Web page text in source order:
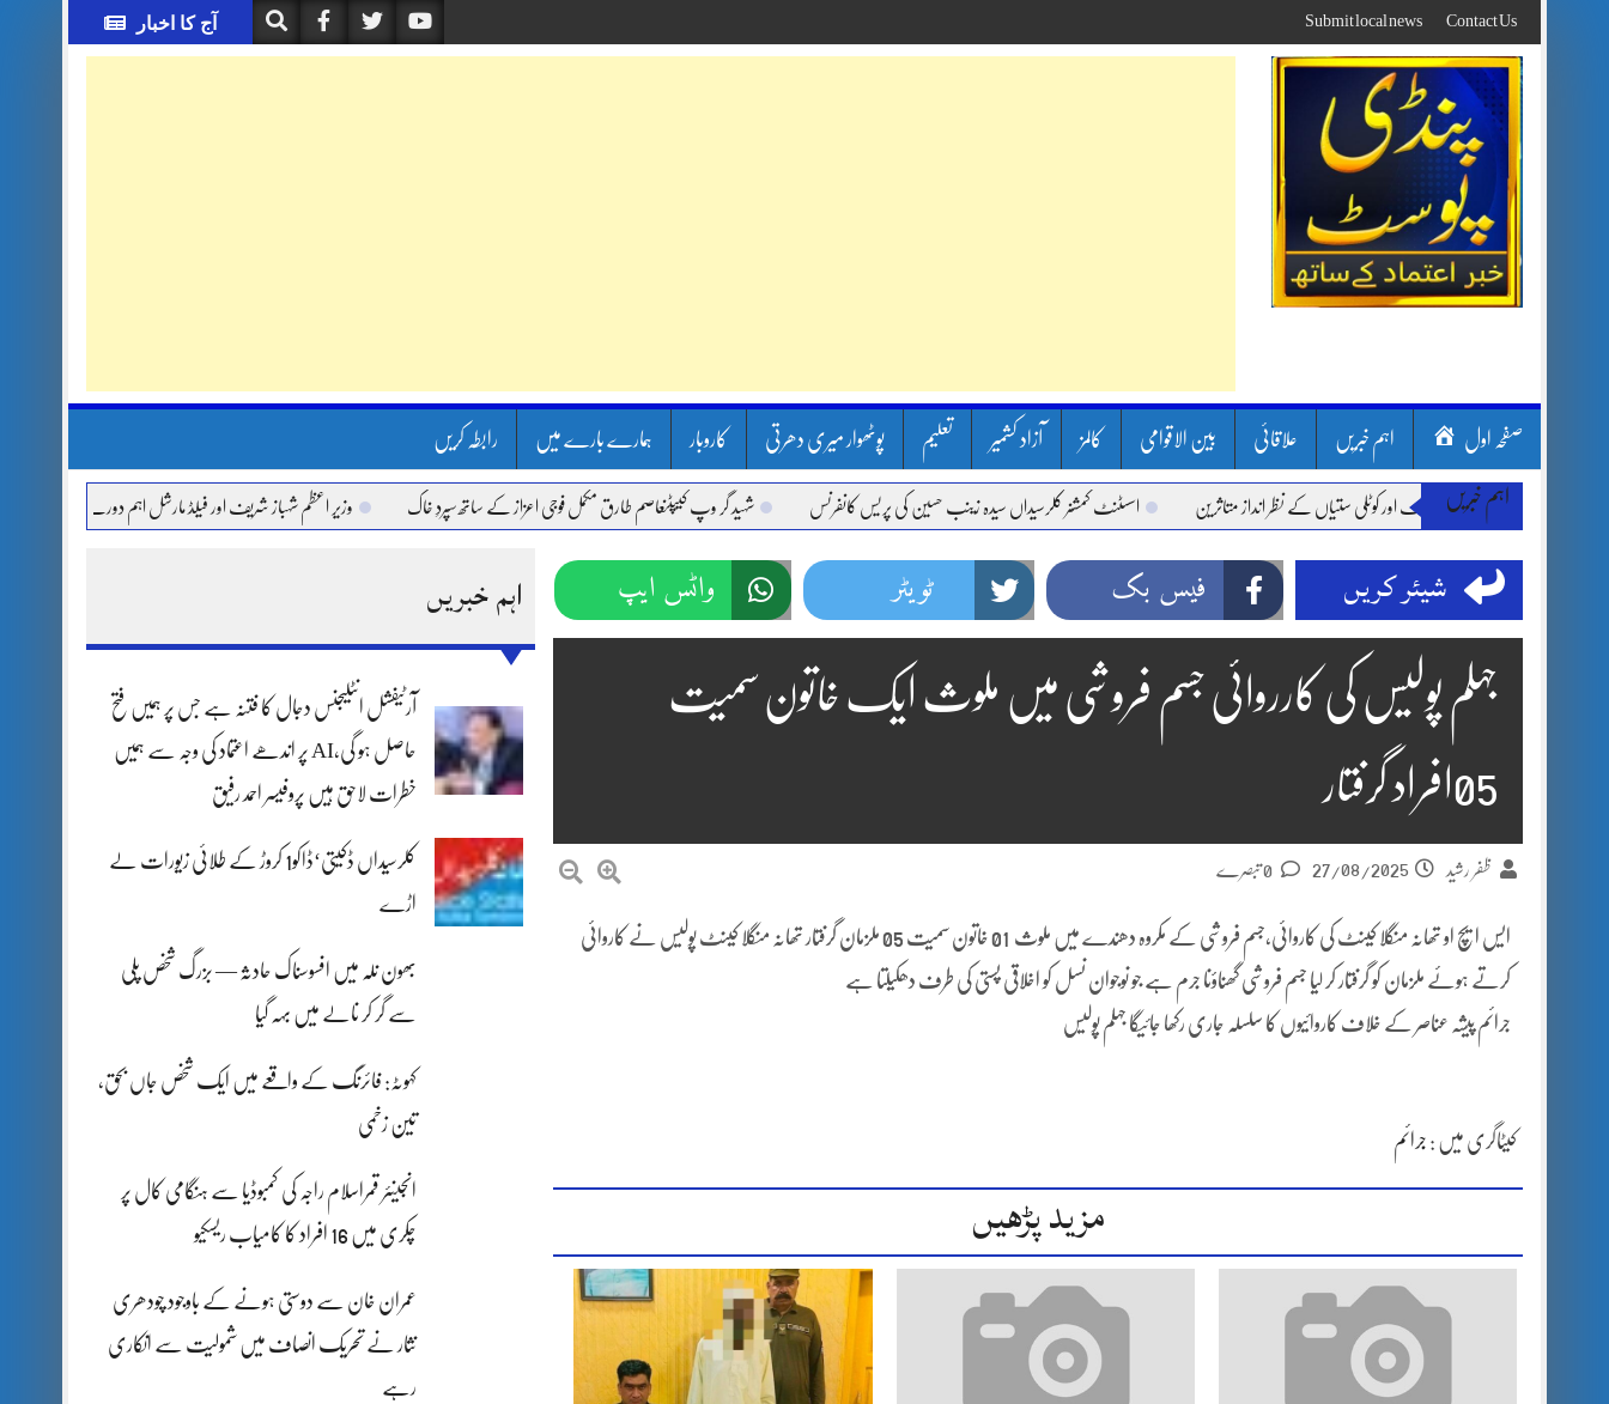
to
content
آج کا اخبار Contact Us
Submit local news
صفحہ اول اہم خبریں علاقائی بین الاقوامی کالمز آزاد کشمیر تعلیم پوٹھوار میری دھرتی کاروبار ہمارے بارے میں رابطہ کریں
اہم خبریں
سون بارشیں، لینڈ سلائیڈنگ اور کوٹلی ستیاں کے نظر انداز متاثرین اسسٹنٹ کمشنر کلرسیداں سیدہ زینب حسین کی پریس کانفرنس شہید گر وپ کیپٹنعاصم طارق مکمل فوجی اعزاز کے ساتھ سپردِ خاک وزیر اعظم شہباز شریف اور فیلڈ مارشل اہم دورے پر سعودی عرب
اہم خبریں
آرٹیفشل انٹلیجنس دجال کا فتنہ ہے جس پر ہمیں فتح
حاصل ہو گی،AI پر اندھے اعتماد کی وجہ سے ہمیں
خطرات لاحق ہیں پروفیسر احمد رفیق
کلرسیداں ڈکیتی‘ڈاکو1 کروڑ کے طلائی زیورات لے
اڑے
بھون نلہ میں افسوسناک حادثہ — بزرگ شخص پلی
سے گر کر نالے میں بہہ گیا
کہوٹہ: فائرنگ کے واقعے میں ایک شخص جاں بحق،
تین زخمی
انجینئر قمراسلام راجہ کی کمبوڈیا سے ہنگامی کال پر
چکری میں 16 افراد کا کامیاب ریسکیو
عمران خان سے دوستی ہونے کے باوجود چودھری
نثار نے تحریک انصاف میں شمولیت سے انکاری
رہے
شیئر کریں فیس بک ٹویٹر واٹس ایپ
جہلم پولیس کی کارروائی جسم فروشی میں ملوث ایک خاتون سمیت
05افراد گرفتار
ظفر رشید 27/08/2025
ایس ایچ او تھانہ منگلا کینٹ کی کاروائی،جسم فروشی کے مکروہ دھندے میں ملوث 01 خاتون سمیت 05 ملزمان گرفتار تھانہ منگلا کینٹ پولیس نے کاروائی
کرتے ہوئے ملزمان کو گرفتار کر لیا جسم فروشی گھناؤنا جرم ہے جو نوجوان نسل کو اخلاقی پستی کی طرف دھکیلتا ہے
جرائم پیشہ عناصر کے خلاف کاروائیوں کا سلسلہ جاری رکھا جائیگا جہلم پولیس
کیٹاگری میں : جرائم
مزید پڑھیں